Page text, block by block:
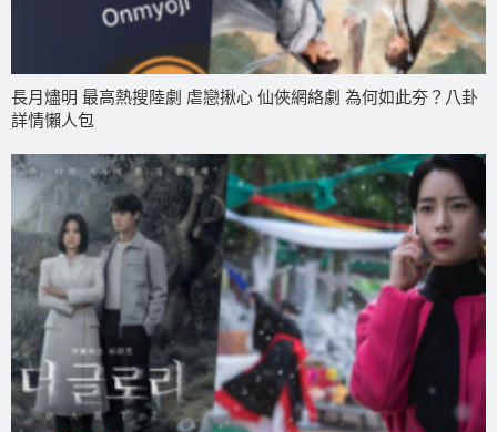
長月燼明 最高熱搜陸劇 虐戀揪心 仙俠網絡劇 為何如此夯？八卦
詳情懶人包